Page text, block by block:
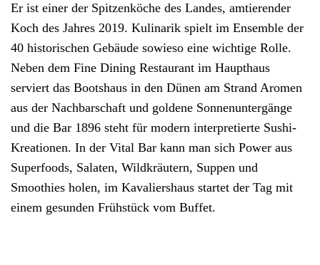
Er ist einer der Spitzenköche des Landes, amtierender
Koch des Jahres 2019. Kulinarik spielt im Ensemble der
40 historischen Gebäude sowieso eine wichtige Rolle.
Neben dem Fine Dining Restaurant im Haupthaus
serviert das Bootshaus in den Dünen am Strand Aromen
aus der Nachbarschaft und goldene Sonnenuntergänge
und die Bar 1896 steht für modern interpretierte Sushi-
Kreationen. In der Vital Bar kann man sich Power aus
Superfoods, Salaten, Wildkräutern, Suppen und
Smoothies holen, im Kavaliershaus startet der Tag mit
einem gesunden Frühstück vom Buffet.